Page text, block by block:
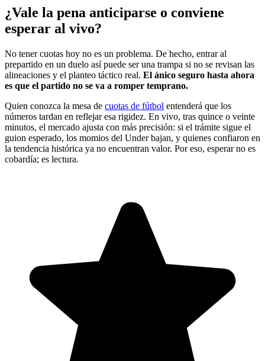
¿Vale la pena anticiparse o conviene
esperar al vivo?
No tener cuotas hoy no es un problema. De hecho, entrar al
prepartido en un duelo así puede ser una trampa si no se revisan las
alineaciones y el planteo táctico real. El ánico seguro hasta ahora
es que el partido no se va a romper temprano.
Quien conozca la mesa de cuotas de fútbol entenderá que los
números tardan en reflejar esa rigidez. En vivo, tras quince o veinte
minutos, el mercado ajusta con más precisión: si el trámite sigue el
guion esperado, los momios del Under bajan, y quienes confiaron en
la tendencia histórica ya no encuentran valor. Por eso, esperar no es
cobardía; es lectura.